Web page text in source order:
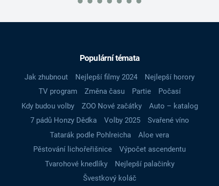
Populární témata
Jak zhubnout Nejlepší filmy 2024
Nejlepší horory
TV program
Změna času Partie
Počasí
Kdy budou volby
ZOO Nové začátky
Auto – katalog
7 pádů Honzy Dědka
Volby 2025
Svařené víno
Tatarák podle Pohlreicha
Aloe vera
Pěstování lichořeřišnice
Výpočet ascendentu
Tvarohové knedlíky
Nejlepší palačinky
Švestkový koláč